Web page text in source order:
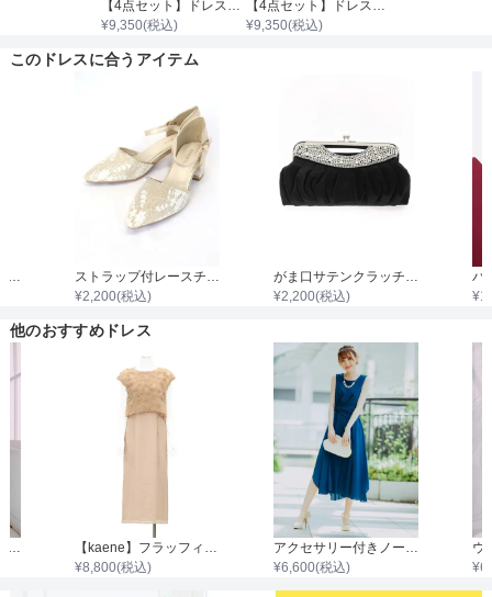
骨格タイプ
¥9,350(税込)
¥9,350(税込)
このドレスに合うアイテム
¥2,200(税込)
¥2,200(税込) ¥
他のおすすめドレス
¥8,800(税込)
¥6,600(税込) ¥